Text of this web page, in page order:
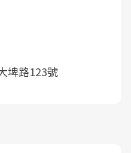
埤路123號